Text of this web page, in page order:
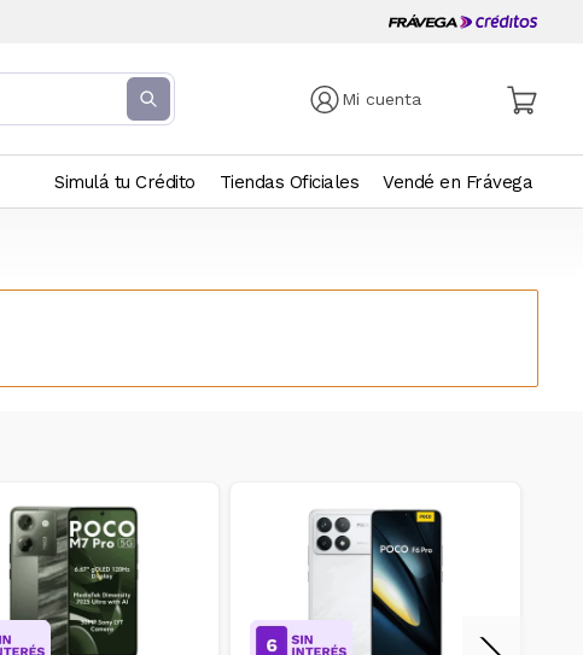
Mi cuenta
Simulá tu Crédito Tiendas Oficiales Vendé en Frávega